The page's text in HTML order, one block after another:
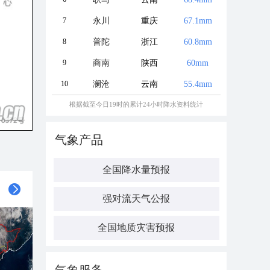
7 永川 重庆 67.1mm
8 普陀 浙江 60.8mm
9 商南 陕西 60mm
10 澜沧 云南 55.4mm
根据截至今日19时的累计24小时降水资料统计
气象产品
全国降水量预报
强对流天气公报
全国地质灾害预报